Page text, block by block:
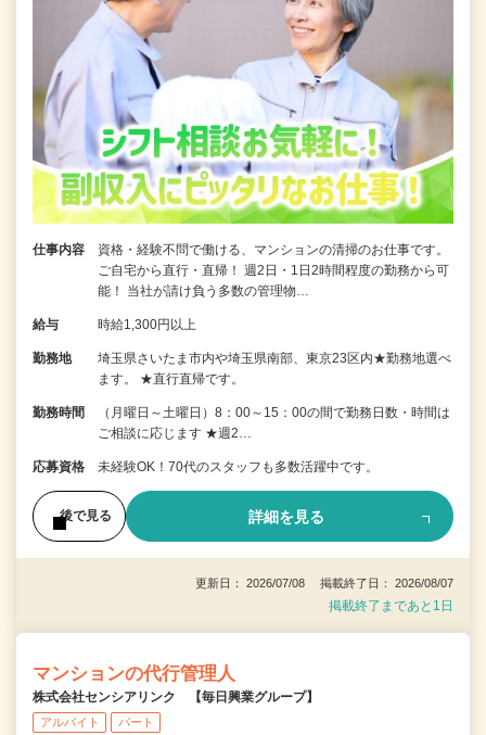
仕事内容
資格・経験不問で働ける、マンションの清掃のお仕事です。
ご自宅から直行・直帰！ 週2日・1日2時間程度の勤務から可
能！ 当社が請け負う多数の管理物…
給与 時給1,300円以上
勤務地
埼玉県さいたま市内や埼玉県南部、東京23区内★勤務地選べ
ます。 ★直行直帰です。
勤務時間
（月曜日～土曜日）8：00～15：00の間で勤務日数・時間は
ご相談に応じます ★週2…
応募資格 未経験OK！70代のスタッフも多数活躍中です。
後で見る 詳細を見る
更新日： 2026/07/08 掲載終了日： 2026/08/07
掲載終了まであと1日
マンションの代行管理人
株式会社センシアリンク 【毎日興業グループ】
アルバイト パート